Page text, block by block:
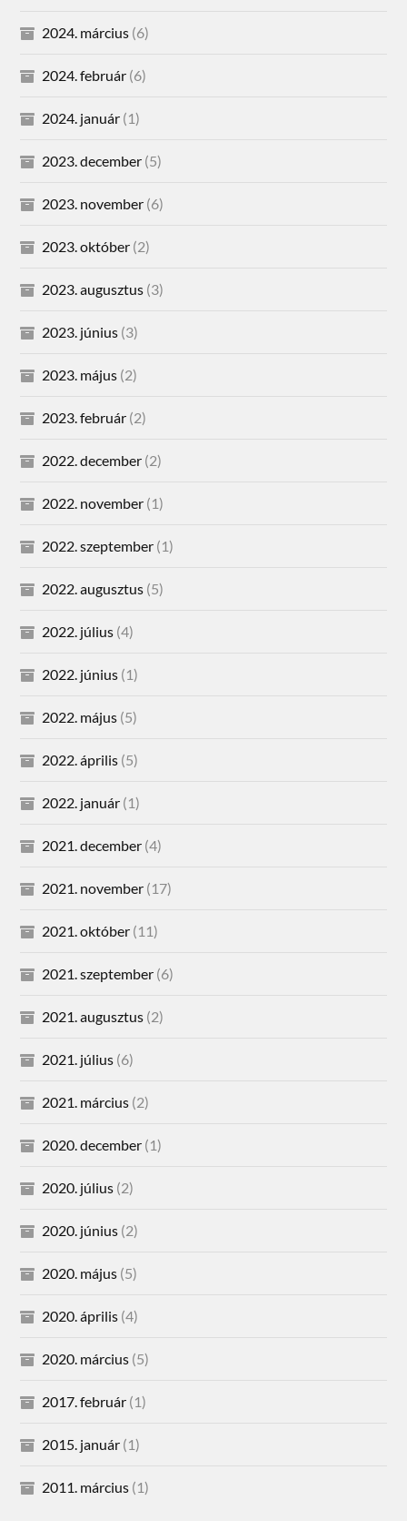
2024. március (6)
2024. február (6)
2024. január (1)
2023. december (5)
2023. november (6)
2023. október (2)
2023. augusztus (3)
2023. június (3)
2023. május (2)
2023. február (2)
2022. december (2)
2022. november (1)
2022. szeptember (1)
2022. augusztus (5)
2022. július (4)
2022. június (1)
2022. május (5)
2022. április (5)
2022. január (1)
2021. december (4)
2021. november (17)
2021. október (11)
2021. szeptember (6)
2021. augusztus (2)
2021. július (6)
2021. március (2)
2020. december (1)
2020. július (2)
2020. június (2)
2020. május (5)
2020. április (4)
2020. március (5)
2017. február (1)
2015. január (1)
2011. március (1)